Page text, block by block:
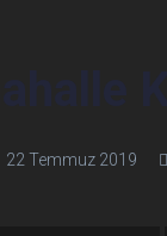
22 Temmuz 2019